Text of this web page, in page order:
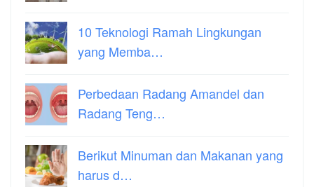
10 Teknologi Ramah Lingkungan
yang Memba…
Perbedaan Radang Amandel dan
Radang Teng…
Berikut Minuman dan Makanan yang
harus d…